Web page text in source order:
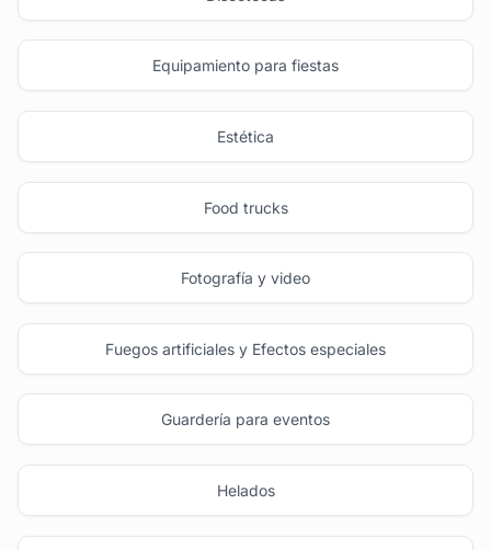
Equipamiento para fiestas
Estética
Food trucks
Fotografía y video
Fuegos artificiales y Efectos especiales
Guardería para eventos
Helados